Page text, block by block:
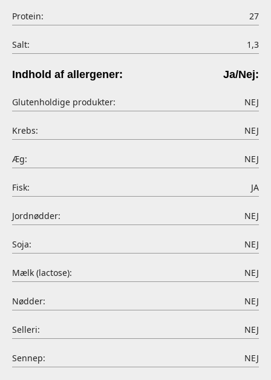
Protein: 27
Salt: 1,3
Indhold af allergener: Ja/Nej:
Glutenholdige produkter: NEJ
Krebs: NEJ
Æg: NEJ
Fisk: JA
Jordnødder: NEJ
Soja: NEJ
Mælk (lactose): NEJ
Nødder: NEJ
Selleri: NEJ
Sennep: NEJ